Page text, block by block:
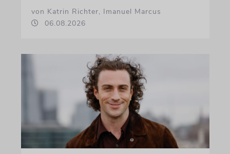
von Katrin Richter, Imanuel Marcus
06.08.2026